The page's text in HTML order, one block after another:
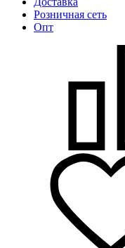
Розничная сеть
Опт